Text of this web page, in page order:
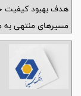
هدف بهبود کیفیت
مسیرهای منتهی به